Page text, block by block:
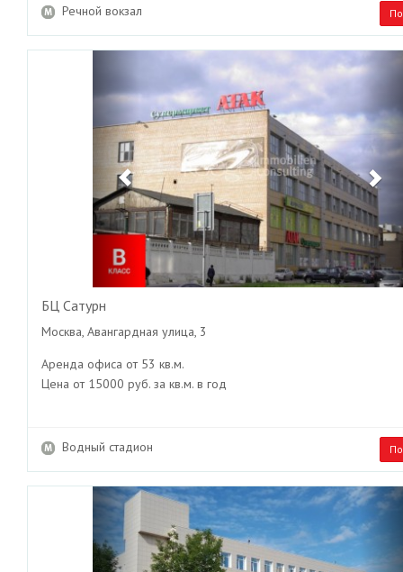
Речной вокзал
Previous
БЦ Сатурн
Москва, Авангардная улица, 3
Аренда офиса от 53 кв.м.
Цена от 15000 руб. за кв.м. в год
Водный стадион
Previous